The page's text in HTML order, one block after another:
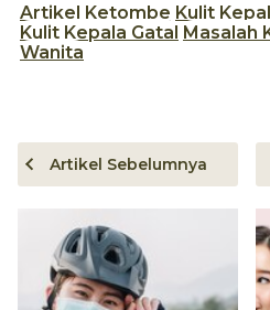
Artikel Ketombe Kulit
Kulit Kepala Gatal Masalah
Wanita
Artikel Sebelumnya